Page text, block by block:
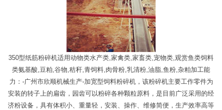
350型纸筋粉碎机适用动物类水产类,家禽类,家畜类,宠物类,观赏鱼类饲料
类氨基酸,豆粕,谷物,秸秆,青饲料,肉骨粉,乳清粉,油脂,鱼粉,杂粕加工能
力：-广州市欣顺机械生产-加宽型饲料粉碎机，该粉碎机主要工作零件为
安装的转子上的扁齿，园齿可以粉碎各种颗粒原料，是目前广泛采用的经
济粉设备，具有体积小、重量轻，安装、操作、维修简便，生产效率高等